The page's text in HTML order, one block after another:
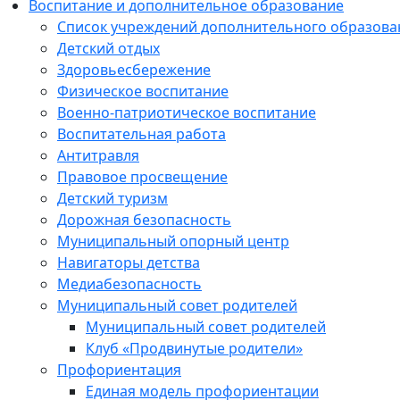
Воспитание и дополнительное образование
Список учреждений дополнительного
Детский отдых
Здоровьесбережение
Физическое воспитание
Военно-патриотическое воспитание
Воспитательная работа
Антитравля
Правовое просвещение
Детский туризм
Дорожная безопасность
Муниципальный опорный центр
Навигаторы детства
Медиабезопасность
Мyниципальный совет родителей
Муниципальный совет родителей
Клуб «Продвинутые родители»
Профориентация
Единая модель профориентации